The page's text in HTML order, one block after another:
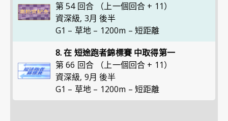
第 54 回合 （上一個回合 + 11）
資深級, 3月 後半
G1 – 草地 – 1200m – 短距離
8. 在 短途跑者錦標賽 中取得第一
第 66 回合 （上一個回合 + 11）
資深級, 9月 後半
G1 – 草地 – 1200m – 短距離